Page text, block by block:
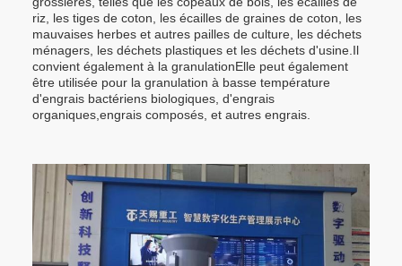
riz, les tiges de coton, les écailles de graines de coton, les
mauvaises herbes et autres pailles de culture, les déchets
ménagers, les déchets plastiques et les déchets d'usine.Il
convient également à la granulationElle peut également
être utilisée pour la granulation à basse température
d'engrais bactériens biologiques, d'engrais
organiques,engrais composés, et autres engrais.